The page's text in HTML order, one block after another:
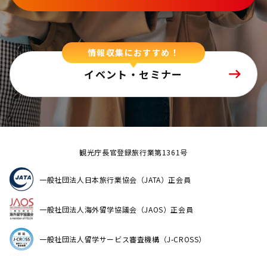
情報収集におすすめ！
イベント・セミナー
観光庁長官登録旅行業第1361号
一般社団法人日本旅行業協会（JATA）正会員
一般社団法人海外留学協議会（JAOS）正会員
一般社団法人留学サービス審査機構（J-CROSS）